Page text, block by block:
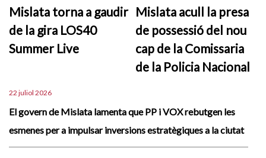
Mislata torna a gaudir
de la gira LOS40
Summer Live
Mislata acull la presa
de possessió del nou
cap de la Comissaria
de la Policia Nacional
22 juliol 2026
El govern de Mislata lamenta que PP i VOX rebutgen les
esmenes per a impulsar inversions estratègiques a la ciutat